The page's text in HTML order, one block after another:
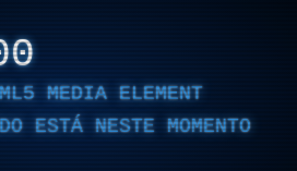
MEDIA ELEMENT
ESTÁ NESTE MOMENTO